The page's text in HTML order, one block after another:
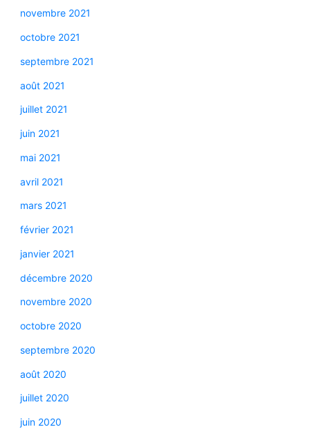
novembre 2021
octobre 2021
septembre 2021
août 2021
juillet 2021
juin 2021
mai 2021
avril 2021
mars 2021
février 2021
janvier 2021
décembre 2020
novembre 2020
octobre 2020
septembre 2020
août 2020
juillet 2020
juin 2020